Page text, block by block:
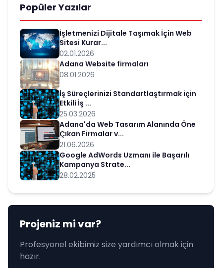
Popüler Yazılar
İşletmenizi Dijitale Taşımak İçin Web
Sitesi Kurar...
02.01.2026
Adana Website firmaları
08.01.2026
İş Süreçlerinizi Standartlaştırmak için
Etkili İş ...
25.03.2026
Adana'da Web Tasarım Alanında Öne
Çıkan Firmalar v...
21.06.2026
Google AdWords Uzmanı ile Başarılı
Kampanya Strate...
28.02.2025
Projeniz mi var?
Profesyonel ekibimiz size yardımcı olmak için
hazır.